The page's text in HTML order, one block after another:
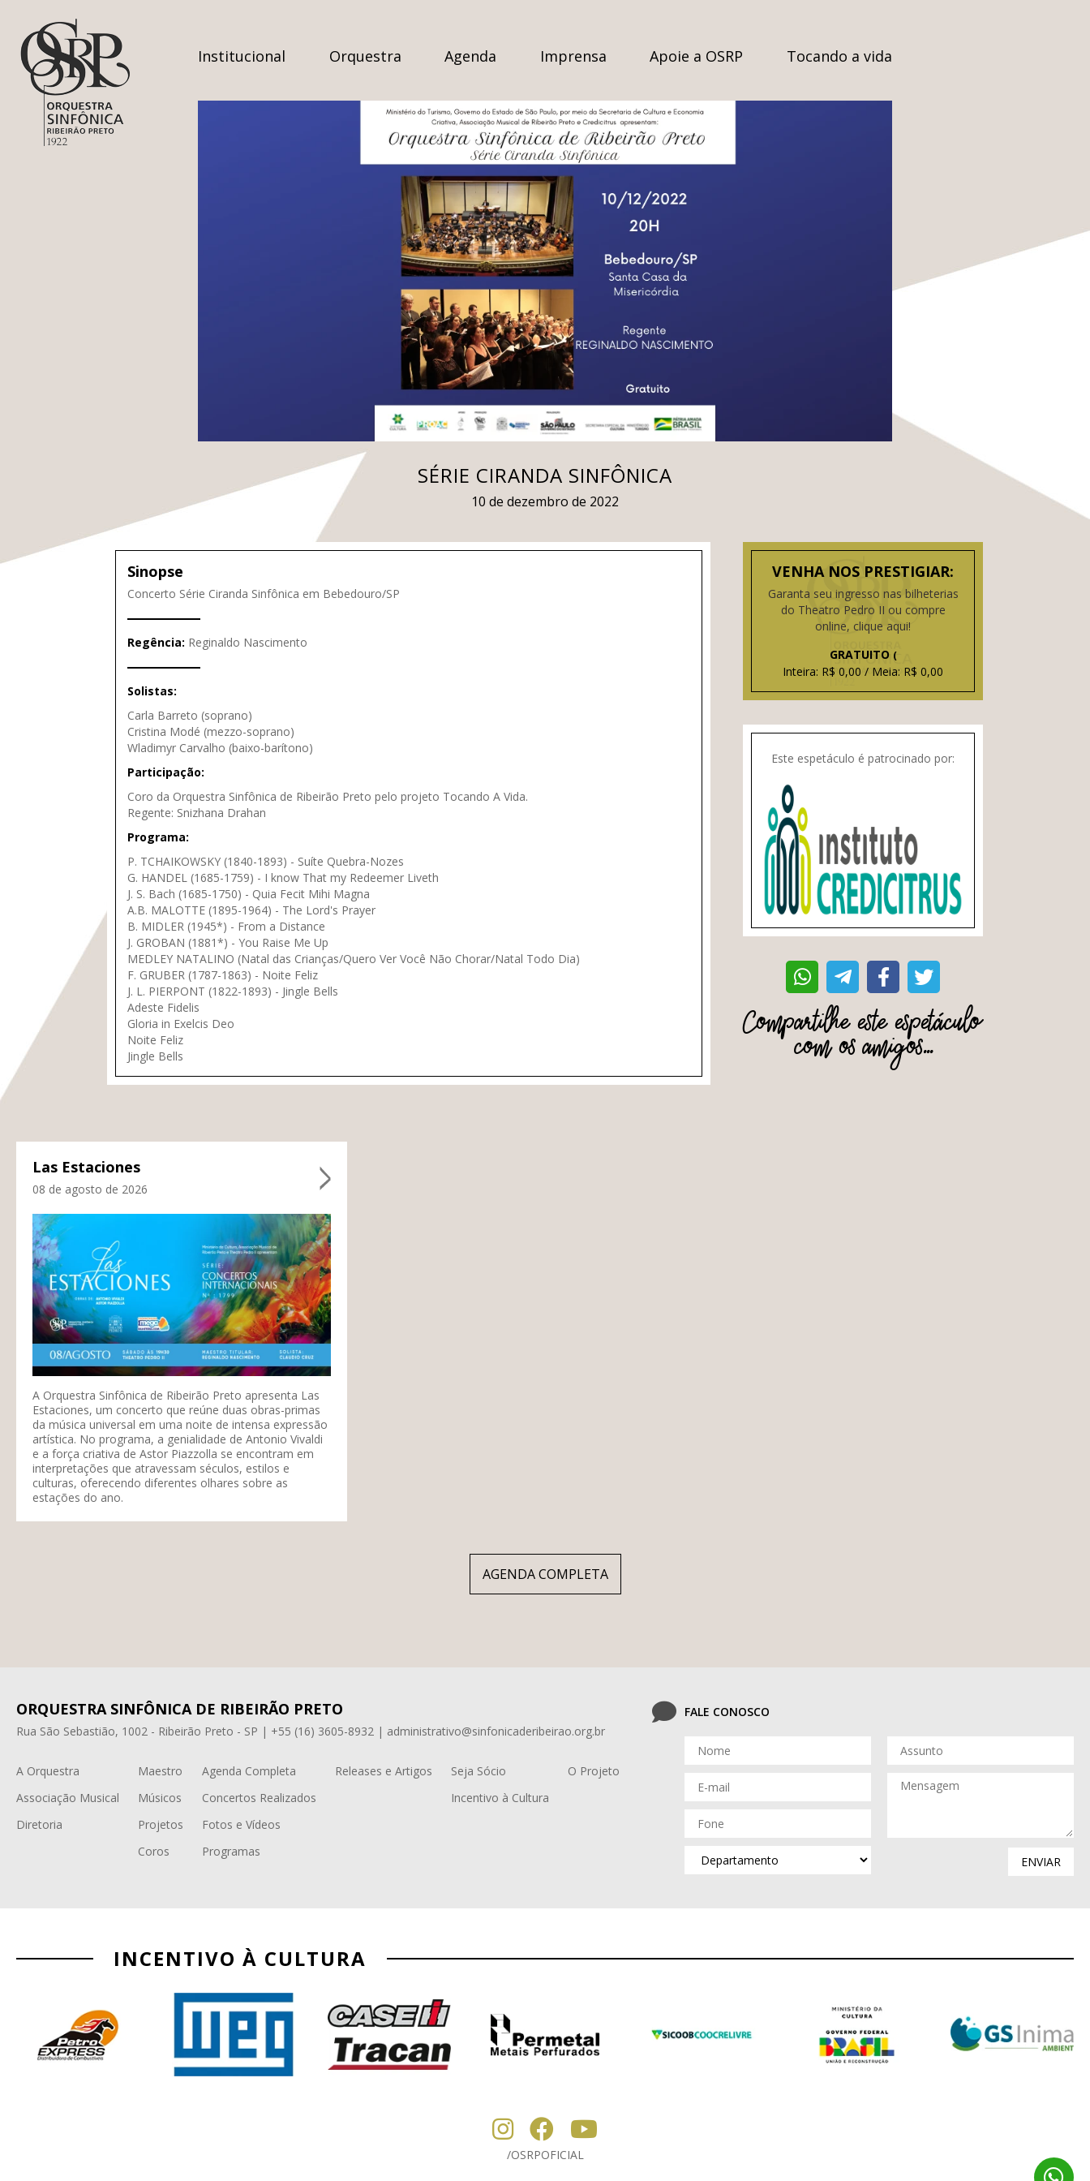
Institucional Orquestra Agenda Imprensa Apoie a OSRP Tocando a vida
SÉRIE CIRANDA SINFÔNICA
10 de dezembro de 2022
Sinopse
Concerto Série Ciranda Sinfônica em Bebedouro/SP
Regência: Reginaldo Nascimento
Solistas:
Carla Barreto (soprano)
Cristina Modé (mezzo-soprano)
Wladimyr Carvalho (baixo-barítono)
Participação:
Coro da Orquestra Sinfônica de Ribeirão Preto pelo projeto Tocando A Vida.
Regente: Snizhana Drahan
Programa:
P. TCHAIKOWSKY (1840-1893) - Suíte Quebra-Nozes
G. HANDEL (1685-1759) - I know That my Redeemer Liveth
J. S. Bach (1685-1750) - Quia Fecit Mihi Magna
A.B. MALOTTE (1895-1964) - The Lord's Prayer
B. MIDLER (1945*) - From a Distance
J. GROBAN (1881*) - You Raise Me Up
MEDLEY NATALINO (Natal das Crianças/Quero Ver Você Não Chorar/Natal Todo Dia)
F. GRUBER (1787-1863) - Noite Feliz
J. L. PIERPONT (1822-1893) - Jingle Bells
Adeste Fidelis
Gloria in Exelcis Deo
Noite Feliz
Jingle Bells
VENHA NOS PRESTIGIAR:
Garanta seu ingresso nas bilheterias
do Theatro Pedro II ou compre
online, clique aqui!
GRATUITO (
Inteira: R$ 0,00 / Meia: R$ 0,00
Este espetáculo é patrocinado por:
Compartilhe este espetáculo
com os amigos...
Las Estaciones
08 de agosto de 2026
A Orquestra Sinfônica de Ribeirão Preto apresenta Las
Estaciones, um concerto que reúne duas obras-primas
da música universal em uma noite de intensa expressão
artística. No programa, a genialidade de Antonio Vivaldi
e a força criativa de Astor Piazzolla se encontram em
interpretações que atravessam séculos, estilos e
culturas, oferecendo diferentes olhares sobre as
estações do ano.
AGENDA COMPLETA
ORQUESTRA SINFÔNICA DE RIBEIRÃO PRETO
Rua São Sebastião, 1002 - Ribeirão Preto - SP | +55 (16) 3605-8932 | administrativo@sinfonicaderibeirao.org.br
A Orquestra
Associação Musical
Diretoria
Maestro
Músicos
Projetos
Coros
Agenda Completa
Concertos Realizados
Fotos e Vídeos
Programas
Releases e Artigos
Seja Sócio
Incentivo à Cultura
O Projeto
FALE CONOSCO
ENVIAR
INCENTIVO À CULTURA
/OSRPOFICIAL